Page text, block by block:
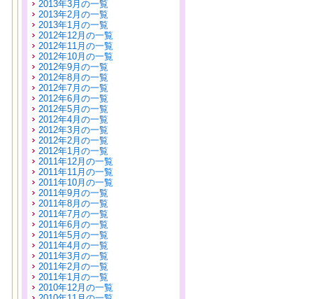
2013年3月の一覧
2013年2月の一覧
2013年1月の一覧
2012年12月の一覧
2012年11月の一覧
2012年10月の一覧
2012年9月の一覧
2012年8月の一覧
2012年7月の一覧
2012年6月の一覧
2012年5月の一覧
2012年4月の一覧
2012年3月の一覧
2012年2月の一覧
2012年1月の一覧
2011年12月の一覧
2011年11月の一覧
2011年10月の一覧
2011年9月の一覧
2011年8月の一覧
2011年7月の一覧
2011年6月の一覧
2011年5月の一覧
2011年4月の一覧
2011年3月の一覧
2011年2月の一覧
2011年1月の一覧
2010年12月の一覧